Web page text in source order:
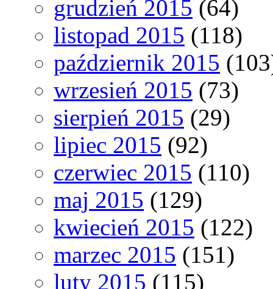
grudzień 2015 (64)
listopad 2015 (118)
październik 2015
wrzesień 2015 (73)
sierpień 2015 (29)
lipiec 2015 (92)
czerwiec 2015 (110)
maj 2015 (129)
kwiecień 2015 (122)
marzec 2015 (151)
luty 2015 (115)